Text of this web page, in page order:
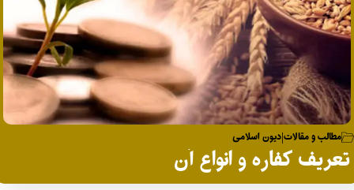
مطالب و مقالات|دیون اسلامی
تعریف کفاره و انواع آن